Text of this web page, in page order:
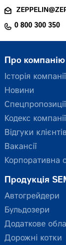
0 800 300 350
Про компанію
Історія компанії
Новини
Спецпропозиції
Кодекс компанії
Відгуки клієнтів
Вакансії
Корпоративна
Продукція
Автогрейдери
Бульдозери
Додаткове
Дорожні котки